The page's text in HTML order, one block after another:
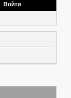
Войти